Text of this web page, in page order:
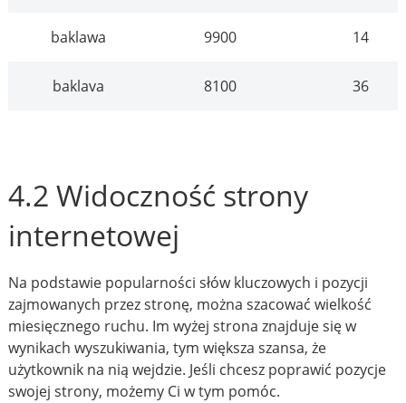
baklawa 9900 14
baklava 8100 36
4.2 Widoczność strony
internetowej
Na podstawie popularności słów kluczowych i pozycji
zajmowanych przez stronę, można szacować wielkość
miesięcznego ruchu. Im wyżej strona znajduje się w
wynikach wyszukiwania, tym większa szansa, że
użytkownik na nią wejdzie. Jeśli chcesz poprawić pozycje
swojej strony, możemy Ci w tym pomóc.